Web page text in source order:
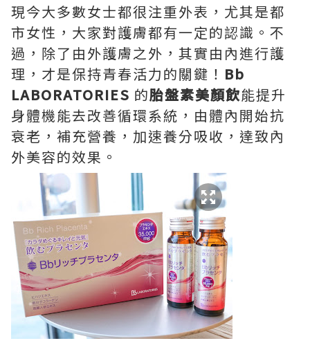
現今大多數女士都很注重外表，尤其是都
市女性，大家對護膚都有一定的認識。不
過，除了由外護膚之外，其實由內進行護
理，才是保持青春活力的關鍵！ Bb
LABORATORIES 的胎盤素美顏飲能提升
身體機能去改善循環系統，由體內開始抗
衰老，補充營養，加速養分吸收，達致內
外美容的效果。